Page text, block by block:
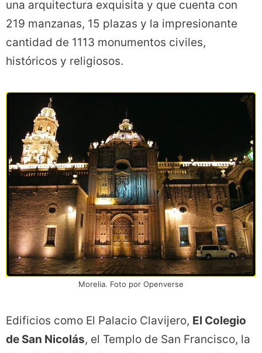
una arquitectura exquisita y que cuenta con
219 manzanas, 15 plazas y la impresionante
cantidad de 1113 monumentos civiles,
históricos y religiosos.
Morelia. Foto por Openverse
Edificios como El Palacio Clavijero, El Colegio
de San Nicolás, el Templo de San Francisco, la